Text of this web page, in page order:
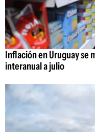
Inflación en Uruguay se
interanual a julio